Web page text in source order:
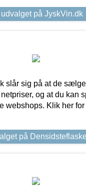
på JyskVin.dk
slår sig på at de
og at du kan
webshops. Klik her
på